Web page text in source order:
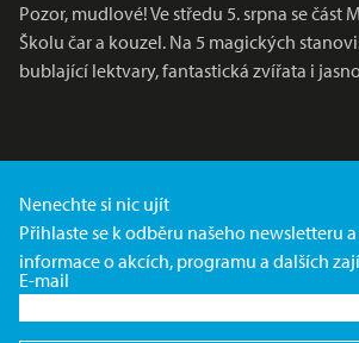
Pozor, mudlové! Ve středu 5. srpna se část
Školu čar a kouzel. Na 5 magických
bublající lektvary, fantastická zvířata i
Nenechte si nic ujít
Přihlaste se k odběru našeho newsletteru
informace o akcích, programu a dalších
E-mail